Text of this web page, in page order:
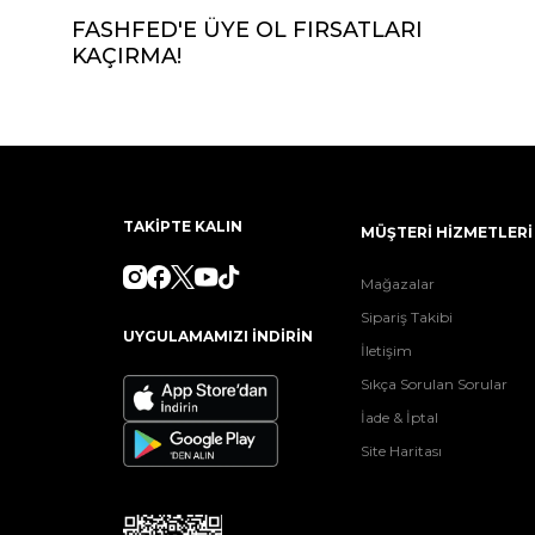
FASHFED'E ÜYE OL FIRSATLARI
KAÇIRMA!
TAKİPTE KALIN
UYGULAMAMIZI İNDİRİN
MÜŞTERİ HİZMETLERİ
Mağazalar
Sipariş Takibi
İletişim
Sıkça Sorulan Sorular
İade & İptal
Site Haritası